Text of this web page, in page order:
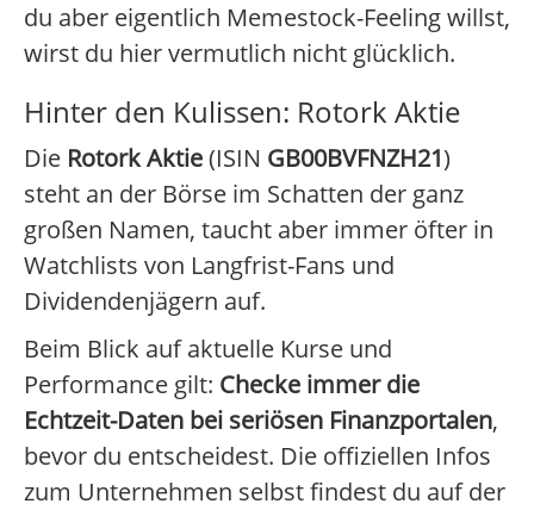
du aber eigentlich Memestock-Feeling willst,
wirst du hier vermutlich nicht glücklich.
Hinter den Kulissen: Rotork Aktie
Die Rotork Aktie(ISIN GB00BVFNZH21)
steht an der Börse im Schatten der ganz
großen Namen, taucht aber immer öfter in
Watchlists von Langfrist-Fans und
Dividendenjägern auf.
Beim Blick auf aktuelle Kurse und
Performance gilt: Checke immer die
Echtzeit-Daten bei seriösen Finanzportalen,
bevor du entscheidest. Die offiziellen Infos
zum Unternehmen selbst findest du auf der